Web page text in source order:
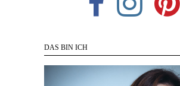
DAS BIN ICH